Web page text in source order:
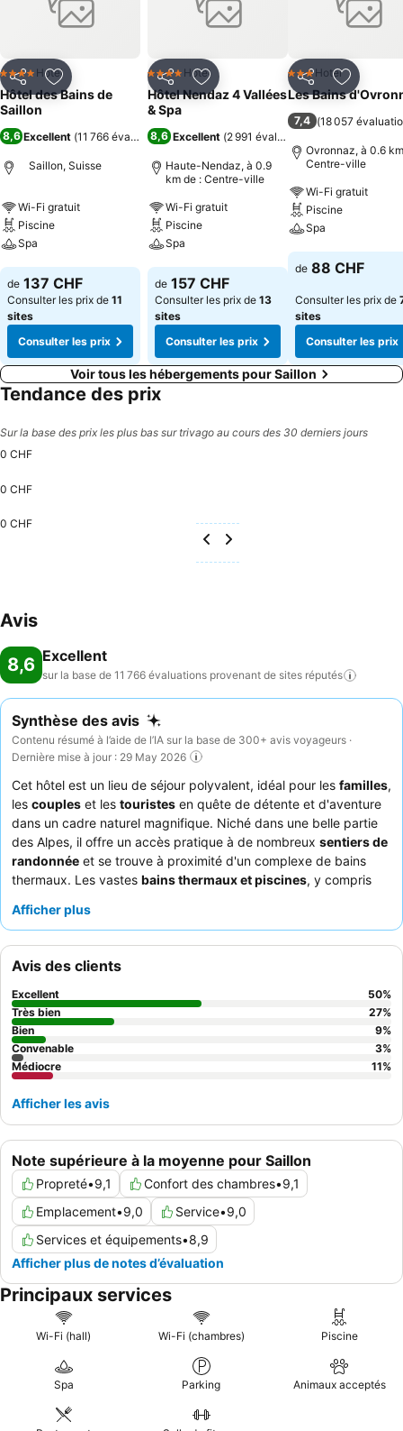
châteaux sur ses collines. Les 148 chambres de cet hébergement
offrent une vue saisissante sur les Alpes valaisannes. Les terrasses,
Parmi les équipements, on trouve notamment un sèche-cheveux, un
téléphone, un minibar et un coffre-fort.
PartagerAjouter à mes favoris
4 ÉtoilesHotel
Hôtel des Bains de
Saillon
8,6 Excellent (11 766 évaluations)
Saillon, Suisse
Wi-Fi gratuit
Piscine
Spa
Consulter les prix
de 137 CHF
Consulter les prix de 11
sites
Consulter les prix
PartagerAjouter à mes favoris
4 ÉtoilesHotel
Hôtel Nendaz 4 Vallées
& Spa
8,6 Excellent (2 991 évaluations
Haute-Nendaz, à 0.9
km de : Centre-ville
Wi-Fi gratuit
Piscine
Spa
Consulter les prix
de 157 CHF
Consulter les prix de 13
sites
Consulter les prix
PartagerAjouter
3 ÉtoilesHotel
Les Bains
7,4 (18 057
Ovronnaz, à 0.6
Centre-ville
Wi-Fi gratuit
Piscine
Spa
Consulter les
de 88 CHF
Consulter les prix de
sites
Consulter les prix
Voir tous les hébergements pour Saillon
Tendance des prix
Sur la base des prix les plus bas sur trivago au cours des 30 derniers jours
0 CHF
0 CHF
0 CHF
Avis
8,6 Excellent
sur la base de 11 766 évaluations provenant de sites réputés
Synthèse des avis
Contenu résumé à l’aide de l’IA sur la base de 300+ avis voyageurs ·
Dernière mise à jour : 29 May 2026
Cet hôtel est un lieu de séjour polyvalent, idéal pour les familles,
les couples et les touristes en quête de détente et d'aventure
dans un cadre naturel magnifique. Niché dans une belle partie
des Alpes, il offre un accès pratique à de nombreux sentiers de
randonnée et se trouve à proximité d'un complexe de bains
thermaux. Les vastes bains thermaux et piscines, y compris
majeur pour tous les clients. Les clients apprécient
copieux petit-déjeuner buffet
préparées sur commande. Pour une expérience vraiment
authentique, ne manquez pas de goûter la délicieuse
fondue au
restaurant de style chalet
Afficher plus
Note supérieure à la moyenne pour Saillon
Propreté•9,1 Confort des chambres•9,1
Emplacement•9,0 Service•9,0
Services et équipements•8,9
Afficher plus de notes d’évaluation
Avis des clients
Excellent 50%
Très bien
27%
Bien
9%
Convenable
3%
Médiocre
11%
Afficher les avis
Principaux services
Wi-Fi (hall) Wi-Fi (chambres) Piscine
Spa Parking Animaux acceptés